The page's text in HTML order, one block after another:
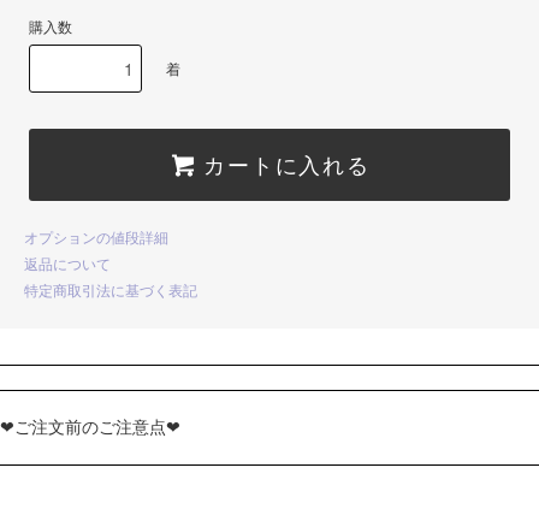
購入数
着
カートに入れる
オプションの値段詳細
返品について
特定商取引法に基づく表記
❤ご注文前のご注意点❤